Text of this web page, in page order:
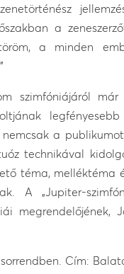
a
a minden
szimfóniájáról
a
technikával
téma, melléktéma
A „Jupiter-
megrendelőjének,
Cím: